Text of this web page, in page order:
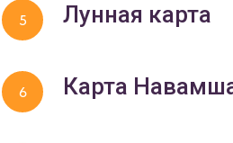
Лунная карта
Карта